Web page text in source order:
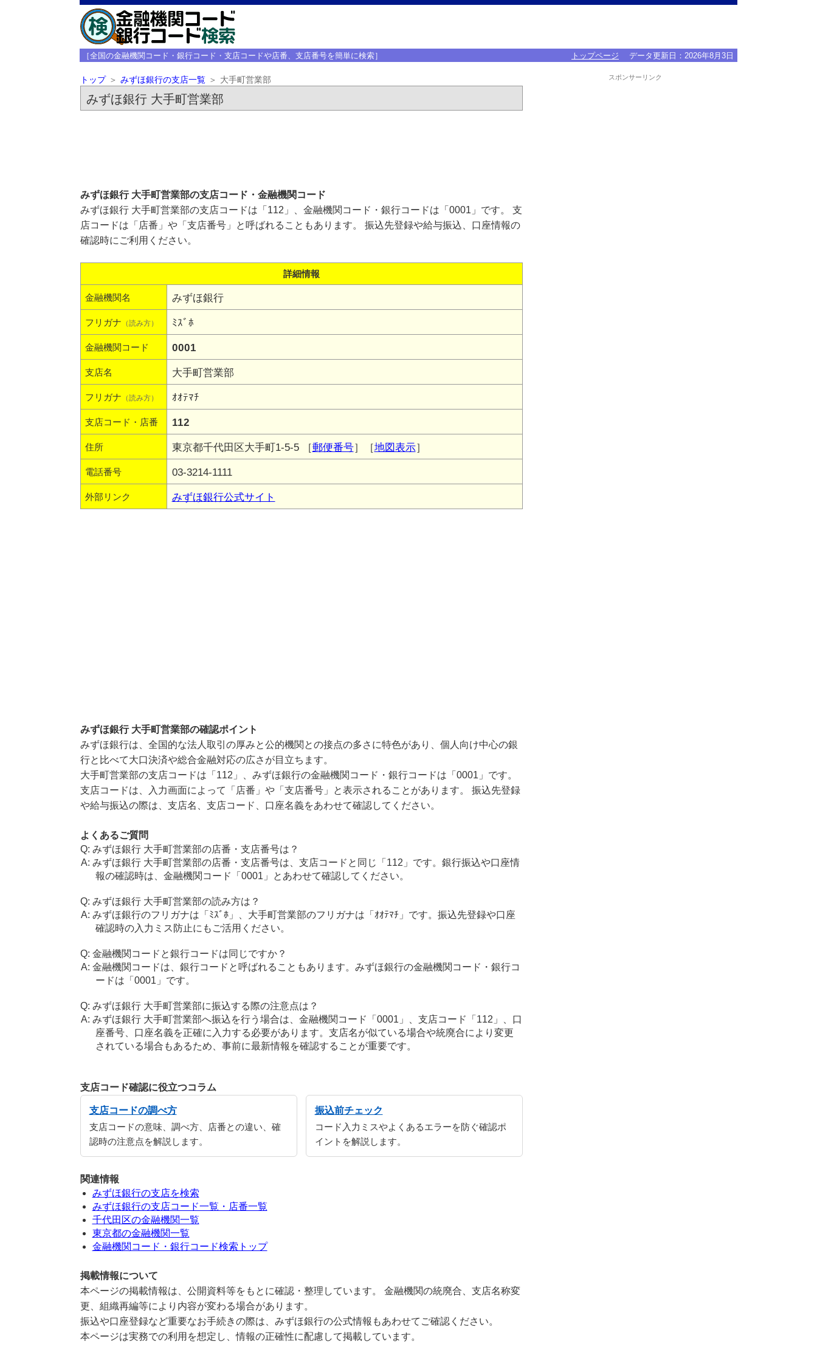
［全国の金融機関コード・銀行コード・支店コードや店番、支店番号を簡単に検索］ トップページ データ更新日： 2026年8月3日
トップ みずほ銀行の支店一覧 大手町営業部
みずほ銀行 大手町営業部
みずほ銀行 大手町営業部の支店コード・金融機関コード
みずほ銀行 大手町営業部の支店コードは「112」、金融機関コード・銀行コードは「0001」です。 支
店コードは「店番」や「支店番号」と呼ばれることもあります。 振込先登録や給与振込、口座情報の
確認時にご利用ください。
詳細情報
金融機関名 みずほ銀行
フリガナ （読み方） ﾐｽﾞﾎ
金融機関コード 0001
支店名 大手町営業部
フリガナ （読み方） ｵｵﾃﾏﾁ
支店コード・店番 112
住所 東京都千代田区大手町1-5-5 ［郵便番号］［地図表示］
電話番号 03-3214-1111
外部リンク みずほ銀行公式サイト
みずほ銀行 大手町営業部の確認ポイント
みずほ銀行は、全国的な法人取引の厚みと公的機関との接点の多さに特色があり、個人向け中心の銀
行と比べて大口決済や総合金融対応の広さが目立ちます。
大手町営業部の支店コードは「112」、みずほ銀行の金融機関コード・銀行コードは「0001」です。
支店コードは、入力画面によって「店番」や「支店番号」と表示されることがあります。 振込先登録
や給与振込の際は、支店名、支店コード、口座名義をあわせて確認してください。
よくあるご質問
みずほ銀行 大手町営業部の店番・支店番号は？
みずほ銀行 大手町営業部の店番・支店番号は、支店コードと同じ「112」です。銀行振込や口座情
報の確認時は、金融機関コード「0001」とあわせて確認してください。
みずほ銀行 大手町営業部の読み方は？
みずほ銀行のフリガナは「ﾐｽﾞﾎ」、大手町営業部のフリガナは「ｵｵﾃﾏﾁ」です。振込先登録や口座
確認時の入力ミス防止にもご活用ください。
金融機関コードと銀行コードは同じですか？
金融機関コードは、銀行コードと呼ばれることもあります。みずほ銀行の金融機関コード・銀行コ
ードは「0001」です。
みずほ銀行 大手町営業部に振込する際の注意点は？
みずほ銀行 大手町営業部へ振込を行う場合は、金融機関コード「0001」、支店コード「112」、口
座番号、口座名義を正確に入力する必要があります。支店名が似ている場合や統廃合により変更
されている場合もあるため、事前に最新情報を確認することが重要です。
支店コード確認に役立つコラム
支店コードの調べ方
支店コードの意味、調べ方、店番との違い、確
認時の注意点を解説します。
振込前チェック
コード入力ミスやよくあるエラーを防ぐ確認ポ
イントを解説します。
関連情報
みずほ銀行の支店を検索
みずほ銀行の支店コード一覧・店番一覧
千代田区の金融機関一覧
東京都の金融機関一覧
金融機関コード・銀行コード検索トップ
掲載情報について
本ページの掲載情報は、公開資料等をもとに確認・整理しています。 金融機関の統廃合、支店名称変
更、組織再編等により内容が変わる場合があります。
振込や口座登録など重要なお手続きの際は、みずほ銀行の公式情報もあわせてご確認ください。
本ページは実務での利用を想定し、情報の正確性に配慮して掲載しています。
スポンサーリンク